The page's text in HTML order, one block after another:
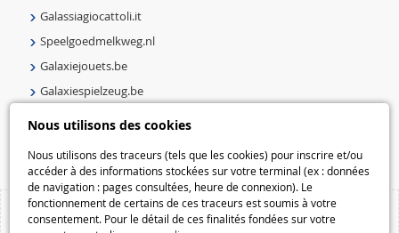
Nous utilisons des cookies
Nous utilisons des traceurs (tels que les cookies) pour inscrire et/ou
accéder à des informations stockées sur votre terminal (ex : données
de navigation : pages consultées, heure de connexion). Le
fonctionnement de certains de ces traceurs est soumis à votre
consentement. Pour le détail de ces finalités fondées sur votre
Galassiagiocattoli.it
Speelgoedmelkweg.nl
Galaxiejouets.be
Galaxiespielzeug.be